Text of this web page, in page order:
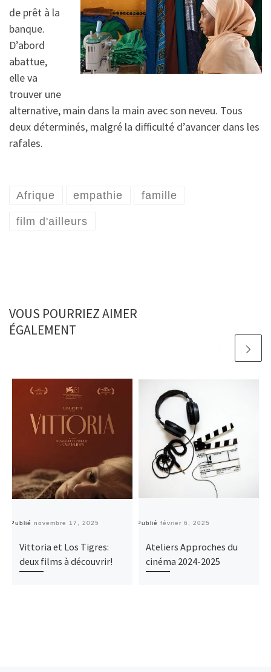
de prêt à la
banque.
D’abord
abattue,
elle va
trouver une
alternative, main dans la main avec son neveu. Tous
deux déterminés, malgré la difficulté d’avancer dans les
rafales.
Afrique empathie famille
film d'ailleurs
VOUS POURRIEZ AIMER
ÉGALEMENT
Publié novembre 17, 2025
Vittoria et Los Tigres:
deux films à découvrir!
Publié février 6, 2025
Ateliers Approches du
cinéma 2024-2025